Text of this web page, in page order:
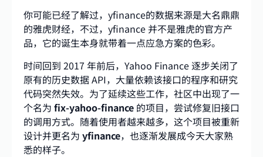
你可能已经了解过，yfinance的数据来源是大名鼎鼎
的雅虎财经，不过，yfinance 并不是雅虎的官方产
品，它的诞生本身就带着一点应急方案的色彩。
时间回到 2017 年前后，Yahoo Finance 逐步关闭了
原有的历史数据 API，大量依赖该接口的程序和研究
代码突然失效。为了延续这些工作，社区中出现了一
个名为 fix-yahoo-finance 的项目，尝试修复旧接口
的调用方式。随着使用者越来越多，这个项目被重新
设计并更名为 yfinance，也逐渐发展成今天大家熟
悉的样子。